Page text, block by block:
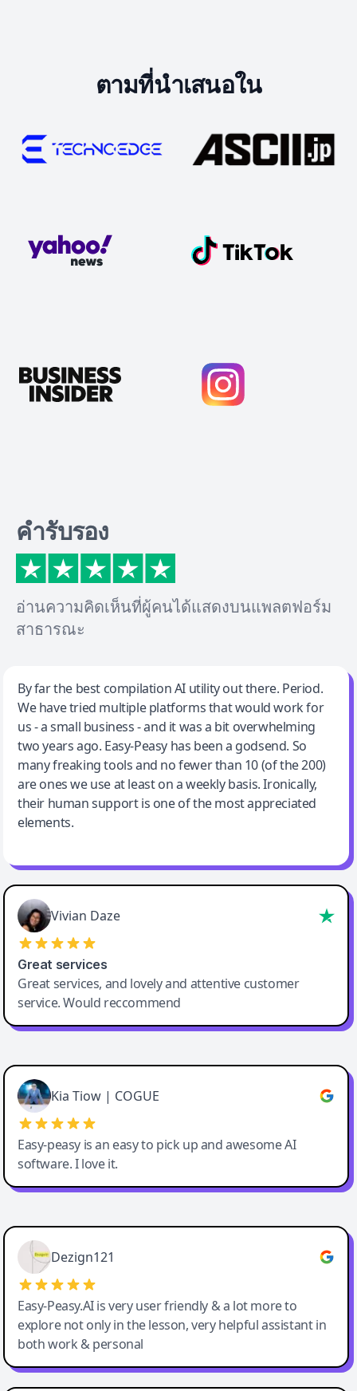
ตามที่นำเสนอใน
คำรับรอง
อ่านความคิดเห็นที่ผู้คนได้แสดงบนแพลตฟอร์ม
สาธารณะ
Jeff Wilson
By far the best compilation AI utility
By far the best compilation AI utility out there. Period.
We have tried multiple platforms that would work for
us - a small business - and it was a bit overwhelming
two years ago. Easy-Peasy has been a godsend. So
many freaking tools and no fewer than 10 (of the 200)
are ones we use at least on a weekly basis. Ironically,
their human support is one of the most appreciated
elements.
Vivian Daze
Great services
Great services, and lovely and attentive customer
service. Would reccommend
Cody Crabb
Great service, Best AI tool
Kia Tiow | COGUE
Easy-peasy is an easy to pick up and awesome AI
software. I love it.
Easy-Peasy AI
Dezign121
Easy-Peasy.AI is very user friendly & a lot more to
explore not only in the lesson, very helpful assistant in
both work & personal